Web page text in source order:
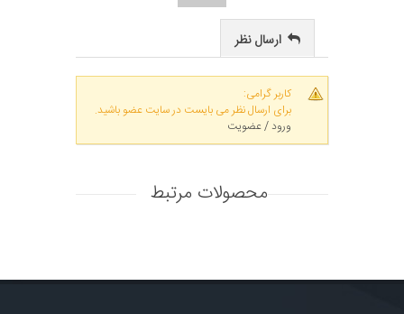
ارسال نظر
کاربر گرامی:
برای ارسال نظر می بایست در سایت عضو باشید.
ورود / عضویت
محصولات مرتبط